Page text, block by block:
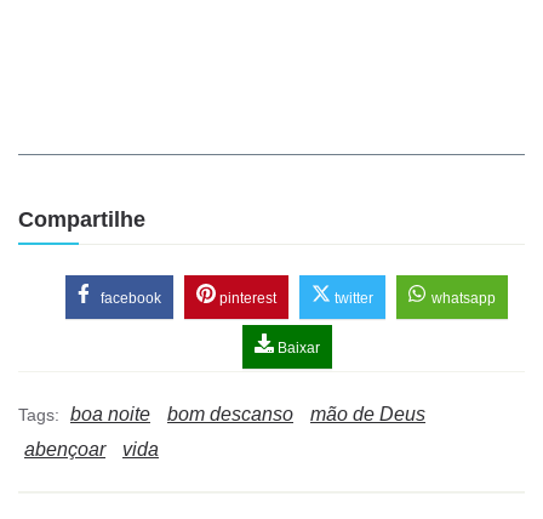
Compartilhe
facebook pinterest twitter whatsapp
Baixar
Tags: boa noite bom descanso
mão de Deus
abençoar
vida